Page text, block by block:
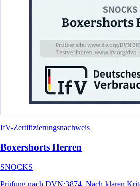
IfV-Zertifizierungsnachweis
Boxershorts Herren
SNOCKS
Prüfung nach DVN:3874. Nach klaren